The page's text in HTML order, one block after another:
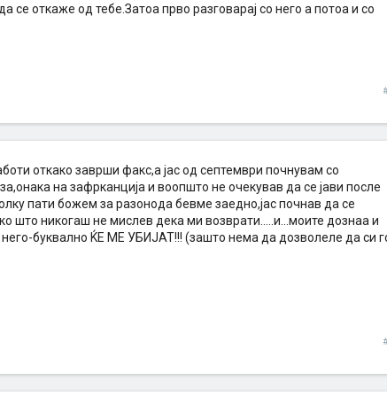
се откаже од тебе.Затоа прво разговарај со него а потоа и со
откако заврши факс,а јас од септември почнувам со
на зафрканција и воопшто не очекував да се јави после
пати божем за разонода бевме заедно,јас почнав да се
што никогаш не мислев дека ми возврати.....и...моите дознаа и
буквално ЌЕ МЕ УБИЈАТ!!! (зашто нема да дозволеле да си